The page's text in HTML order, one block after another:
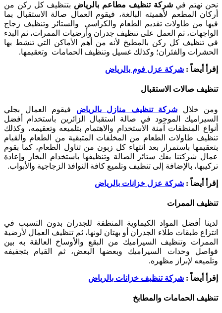
نحن نهتم فيشركة تنظيف مطاعم بالرياض بتنظيف كل ركن من
أركان المطعم لأهميته البالغة، فيقوم العمال صالة الاستقبال بما
فيها من طاولات تقديم الطعام والكراسي والستائر وتنظيف زجاج
الواجهات، ثم العمل على تنظيف جدران وأرضيات الممرات، ثم البدء
في تنظيف كل ركن بالمطبخ لأنه من أهم الأماكن التي تنشط بها
الحشرات والفئران؛ وكذلك غسيل وتنظيف الحمامات وتعقيمها.
إقرأ أيضاً : شركة عزل فوم بالرياض
تنظيف صالات الاستقبال
ومن خلال شركة تنظيف منازل بالرياض فيقوم العمال بجلي
السيراميك الموجود في صالة استقبال الزائرين باستخدام أفضل
أنواع المنظفات آمنة الاستخدام والاهتمام بتلميعه وتعقيمه، وكذلك
تنظيف طاولات الطعام من المخلفات المتبقية من الطعام والقيام
بتعقيمها باستمرار بعد انتهاء كل زبون من تناول الطعام، كما بقوم
عمال شركتنا بفك ستائر الصالة وتنظيفها باستخدام البخار وإعادة
تركيبها، بالإضافة إلى تنظيف وتلميع كافة النوافذ الزجاجية والأبواب.
إقرأ أيضاً : شركة عزل خزانات بالرياض
تنظيف الممرات
لدينا أفضل المواد الكيماوية المنظفة للجدران بدون التسبب في
انتزاع طبقات طلاء الجدران أو بهتان لونها، ثم تنظيف العمال لأرضية
الممرات وتنظيف السيراميك من البقع والأوساخ العالقة به بين
فواصل وحدات السيراميك وبعضها البعض، ثم القيام بتجفيفه
وتلميعه لإبراز مظهره.
إقرأ أيضاً : شركة تنظيف خزانات بالرياض
تنظيف الحمامات والمطابخ